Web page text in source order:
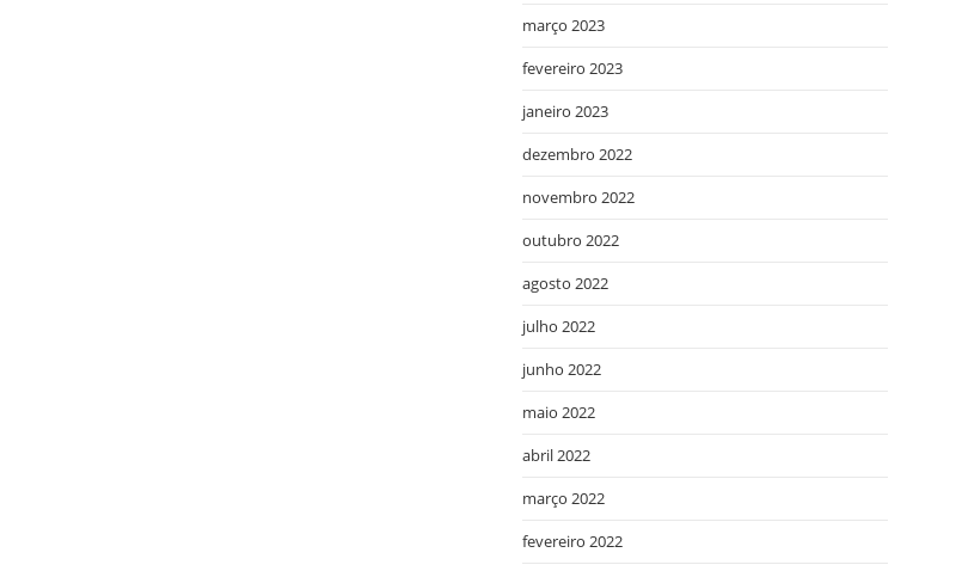
março 2023
fevereiro 2023
janeiro 2023
dezembro 2022
novembro 2022
outubro 2022
agosto 2022
julho 2022
junho 2022
maio 2022
abril 2022
março 2022
fevereiro 2022